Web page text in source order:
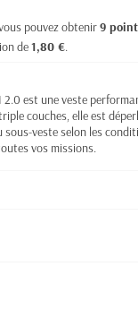
pouvez obtenir9
de1,80 €.
2.0 est une veste
couches, elle est
sous-veste selon les
vos missions.